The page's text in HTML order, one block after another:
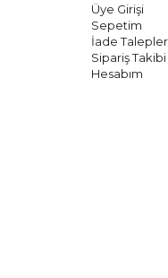
Üye Girişi
Sepetim
İade
Sipariş Takibi
Hesabım